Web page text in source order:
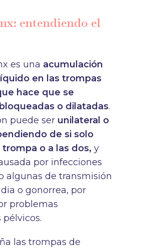
entendiendo el
es una acumulación
en las trompas
hace que se
o dilatadas.
puede ser unilateral o
de si solo
o a las dos, y
por infecciones
algunas de transmisión
o gonorrea, por
problemas
las trompas de